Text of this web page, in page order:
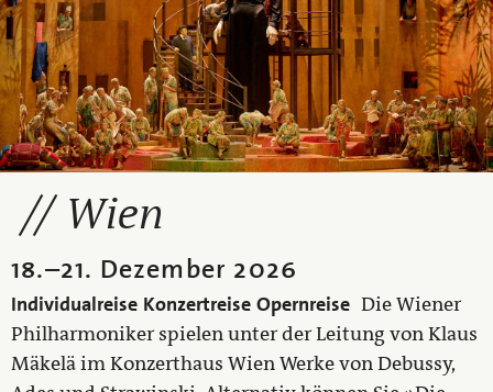
Wien
18.–21. Dezember 2026
Individualreise Konzertreise Opernreise Die Wiener
Philharmoniker spielen unter der Leitung von Klaus
Mäkelä im Konzerthaus Wien Werke von Debussy,